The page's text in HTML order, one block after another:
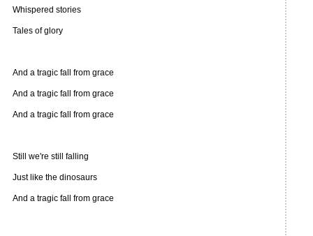
Whispered stories
Tales of glory
And a tragic fall from grace
And a tragic fall from grace
And a tragic fall from grace
Still we're still falling
Just like the dinosaurs
And a tragic fall from grace